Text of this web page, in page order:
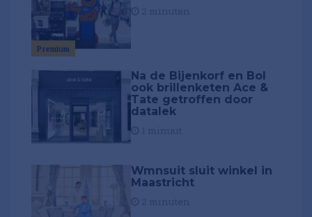
Premium
Na de Bijenkorf en Bol
ook brillenketen Ace &
Tate getroffen door
datalek
Wmnsuit sluit winkel in
Maastricht